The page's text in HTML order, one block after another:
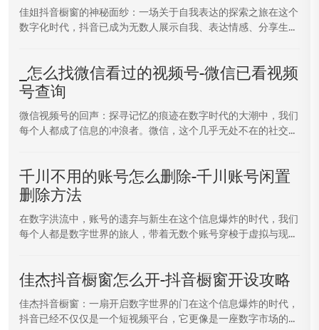
佳姐抖音橱窗的神秘面纱：一场关于自我表达的探索之旅在这个
数字化时代，抖音已成为无数人展示自我、表达情感、分享生...
_怎么找微信看过的视频号-微信已看视频
号查询
微信视频号的回声：探寻记忆的痕迹在数字时代的大潮中，我们
每个人都成了信息的冲浪者。微信，这个几乎无处不在的社交...
千川不用的账号怎么删除-千川账号闲置
删除方法
在数字洪流中，账号的遗弃与新生在这个信息爆炸的时代，我们
每个人都是数字世界的旅人，带着无数个账号穿梭于虚拟与现...
佳杰抖音橱窗怎么开-抖音橱窗开设攻略
佳杰抖音橱窗：一扇开启数字世界的门在这个信息爆炸的时代，
抖音已经不仅仅是一个短视频平台，它更像是一座数字市场的...